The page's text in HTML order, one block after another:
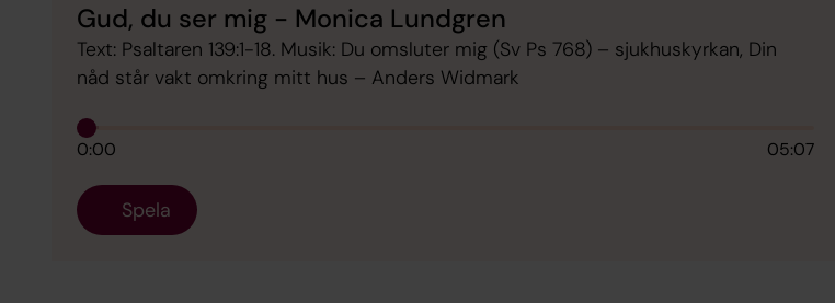
Gud, du ser mig - Monica Lundgren
Text: Psaltaren 139:1-18. Musik: Du omsluter mig (Sv Ps 768) – sjukhuskyrkan, Din
nåd står vakt omkring mitt hus – Anders Widmark
0:00 05:07
Spela